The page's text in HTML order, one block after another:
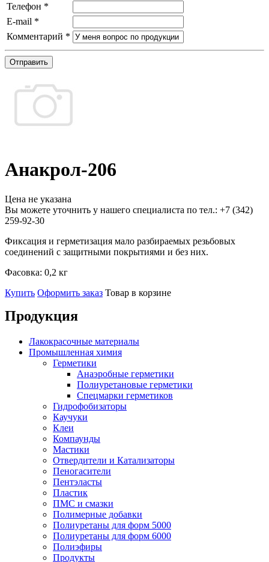
Телефон *
E-mail *
Комментарий *
Отправить
Анакрол-206
Цена не указана
Вы можете уточнить у нашего специалиста по тел.: +7 (342)
259-92-30
Фиксация и герметизация мало разбираемых резьбовых
соединений с защитными покрытиями и без них.
Фасовка: 0,2 кг
Купить Оформить заказ Товар в корзине
Продукция
Лакокрасочные материалы
Промышленная химия
Герметики
Анаэробные герметики
Полиуретановые герметики
Спецмарки герметиков
Гидрофобизаторы
Каучуки
Клеи
Компаунды
Мастики
Отвердители и Катализаторы
Пеногасители
Пентэласты
Пластик
ПМС и смазки
Полимерные добавки
Полиуретаны для форм 5000
Полиуретаны для форм 6000
Полиэфиры
Продукты